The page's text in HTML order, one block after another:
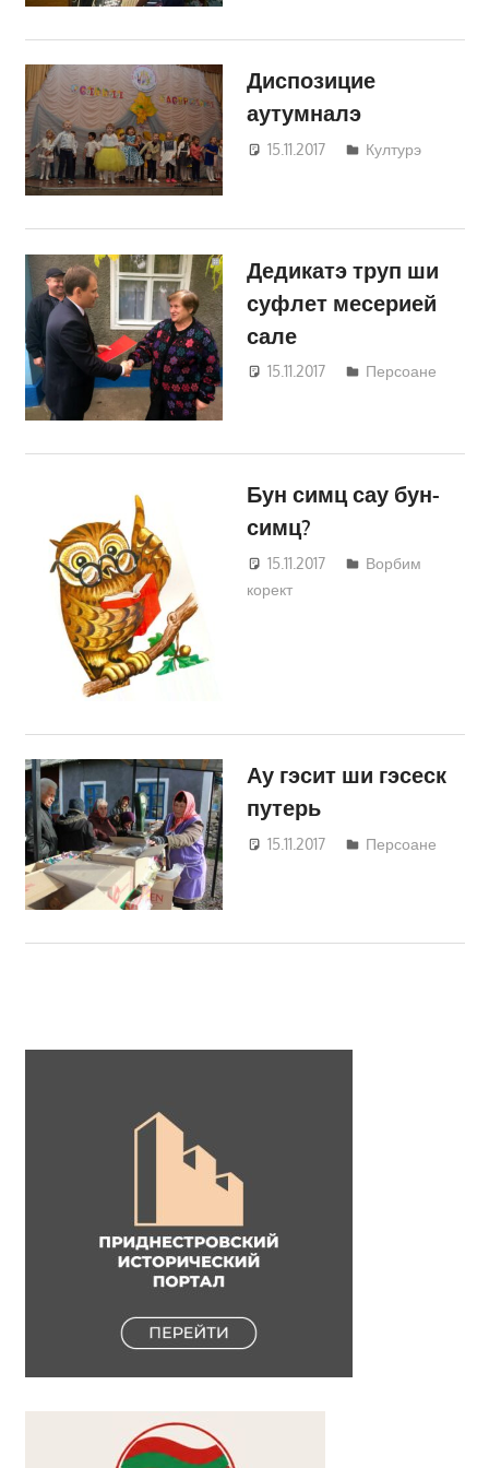
Диспозицие
аутумналэ
15.11.2017
Светлана
Културэ
Дедикатэ труп ши
суфлет месерией
сале
15.11.2017
Светлана
Персоане
Бун симц сау бун-
симц?
15.11.2017
Светлана
Ворбим
корект
Ау гэсит ши гэсеск
путерь
15.11.2017
Светлана
Персоане